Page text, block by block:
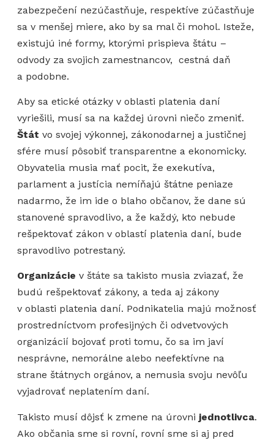
zabezpečení nezúčastňuje, respektíve zúčastňuje
sa v menšej miere, ako by sa mal či mohol. Isteže,
existujú iné formy, ktorými prispieva štátu –
odvody za svojich zamestnancov, cestná daň
a podobne.
Aby sa etické otázky v oblasti platenia daní
vyriešili, musí sa na každej úrovni niečo zmeniť.
Štát vo svojej výkonnej, zákonodarnej a justičnej
sfére musí pôsobiť transparentne a ekonomicky.
Obyvatelia musia mať pocit, že exekutíva,
parlament a justícia nemíňajú štátne peniaze
nadarmo, že im ide o blaho občanov, že dane sú
stanovené spravodlivo, a že každý, kto nebude
rešpektovať zákon v oblastí platenia daní, bude
spravodlivo potrestaný.
Organizácie v štáte sa takisto musia zviazať, že
budú rešpektovať zákony, a teda aj zákony
v oblasti platenia daní. Podnikatelia majú možnosť
prostredníctvom profesijných či odvetvových
organizácií bojovať proti tomu, čo sa im javí
nesprávne, nemorálne alebo neefektívne na
strane štátnych orgánov, a nemusia svoju nevôľu
vyjadrovať neplatením daní.
Takisto musí dôjsť k zmene na úrovni jednotlivca.
Ako občania sme si rovní, rovní sme si aj pred